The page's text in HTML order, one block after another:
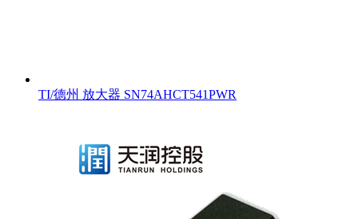
TI/德州 放大器 SN74AHCT541PWR